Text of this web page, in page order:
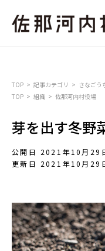
TOP 記事カテゴリ さなごう
TOP
組織 佐那河内村役場
芽を出す冬野
公開日 2021年10月29
更新日 2021年10月29